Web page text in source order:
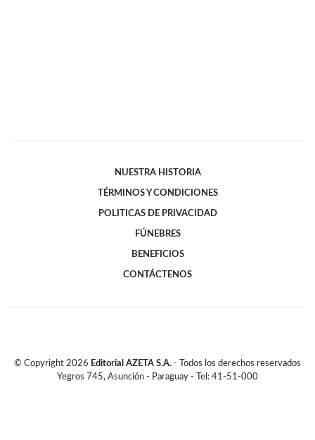
NUESTRA HISTORIA
TÉRMINOS Y CONDICIONES
POLITICAS DE PRIVACIDAD
FÚNEBRES
BENEFICIOS
CONTÁCTENOS
© Copyright 2026 Editorial AZETA S.A. - Todos los derechos reservados
Yegros 745, Asunción - Paraguay - Tel: 41-51-000